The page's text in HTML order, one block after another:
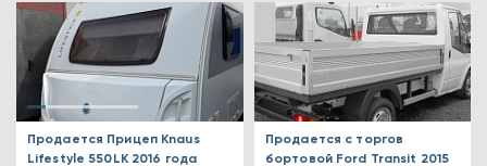
Продается Прицеп Knaus
Lifestyle 550LK 2016 года
Продается с торгов
бортовой Ford Transit 2015